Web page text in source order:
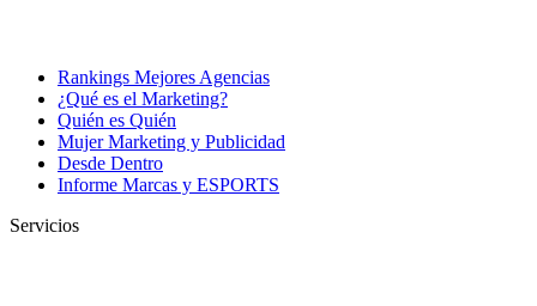
Rankings Mejores Agencias
¿Qué es el Marketing?
Quién es Quién
Mujer Marketing y Publicidad
Desde Dentro
Informe Marcas y ESPORTS
Servicios